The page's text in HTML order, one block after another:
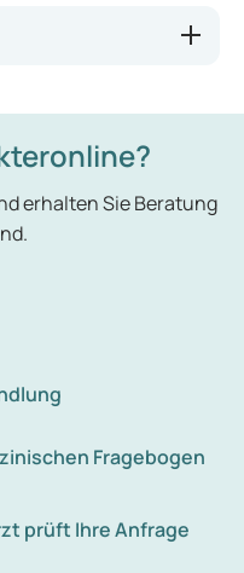
erhalten Sie Beratung
Fragebogen
prüft Ihre Anfrage